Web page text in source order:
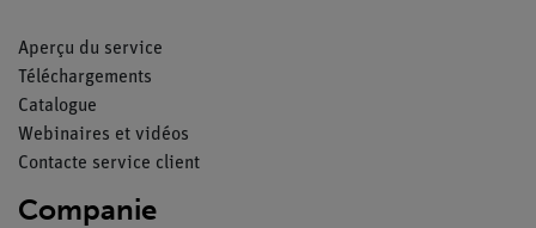
Aperçu du service
Téléchargements
Catalogue
Webinaires et vidéos
Contacte service client
Companie